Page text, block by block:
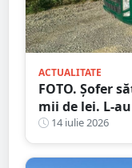
ACTUALITATE
FOTO. Șofer
mii de lei. L-
plăcuțe
14 iulie 2026